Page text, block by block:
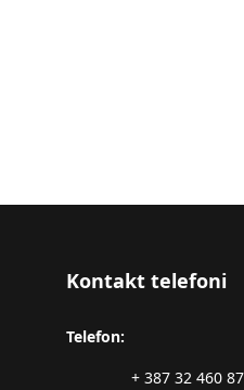
u Zeničko-dobojskom
Kontakt telefoni
Telefon:
+ 387 32 460